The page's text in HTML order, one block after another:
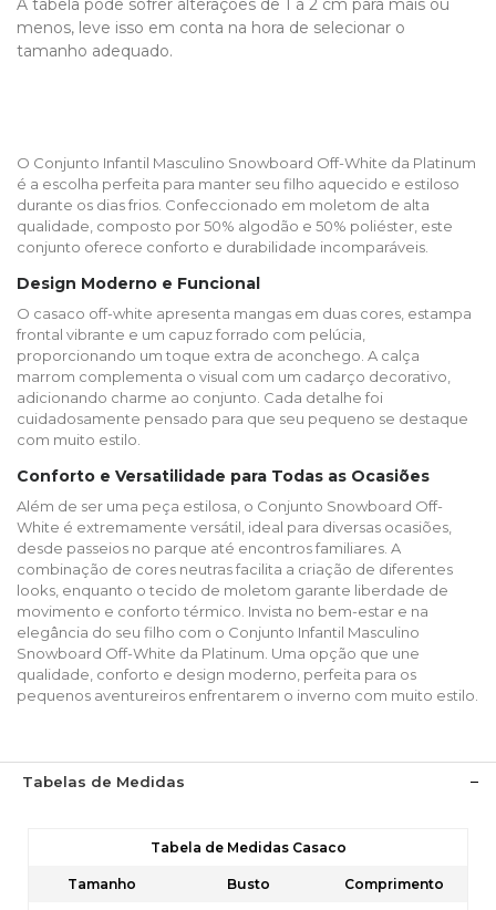
A tabela pode sofrer alterações de 1 á 2 cm para mais ou
menos, leve isso em conta na hora de selecionar o
tamanho adequado.
​O Conjunto Infantil Masculino Snowboard Off-White da Platinum
é a escolha perfeita para manter seu filho aquecido e estiloso
durante os dias frios. Confeccionado em moletom de alta
qualidade, composto por 50% algodão e 50% poliéster, este
conjunto oferece conforto e durabilidade incomparáveis.​
Design Moderno e Funcional
O casaco off-white apresenta mangas em duas cores, estampa
frontal vibrante e um capuz forrado com pelúcia,
proporcionando um toque extra de aconchego. A calça
marrom complementa o visual com um cadarço decorativo,
adicionando charme ao conjunto. Cada detalhe foi
cuidadosamente pensado para que seu pequeno se destaque
com muito estilo.​
Conforto e Versatilidade para Todas as Ocasiões
Além de ser uma peça estilosa, o Conjunto Snowboard Off-
White é extremamente versátil, ideal para diversas ocasiões,
desde passeios no parque até encontros familiares. A
combinação de cores neutras facilita a criação de diferentes
looks, enquanto o tecido de moletom garante liberdade de
movimento e conforto térmico.​ Invista no bem-estar e na
elegância do seu filho com o Conjunto Infantil Masculino
Snowboard Off-White da Platinum. Uma opção que une
qualidade, conforto e design moderno, perfeita para os
pequenos aventureiros enfrentarem o inverno com muito estilo.
Tabelas de Medidas
Tabela de Medidas Casaco
Tamanho Busto Comprimento